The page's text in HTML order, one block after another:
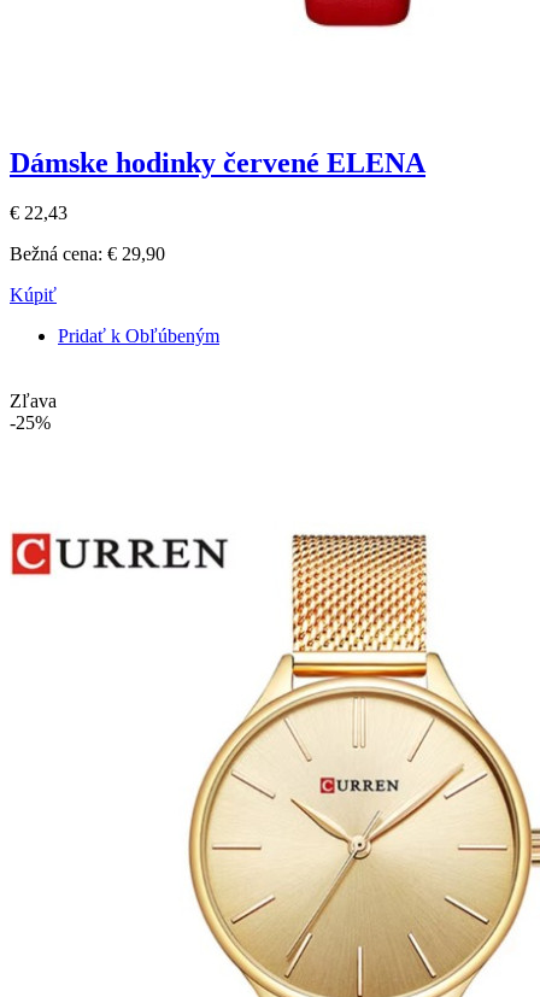
Dámske hodinky červené ELENA
€ 22,43
Bežná cena: € 29,90
Kúpiť
Pridať k Obľúbeným
Zľava
-25%